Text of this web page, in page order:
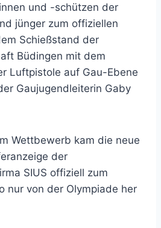
und -schützen der
jünger zum offiziellen
Schießstand der
Büdingen mit dem
Luftpistole auf Gau-Ebene
Gaujugendleiterin Gaby
Wettbewerb kam die neue
der
SIUS offiziell zum
nur von der Olympiade her